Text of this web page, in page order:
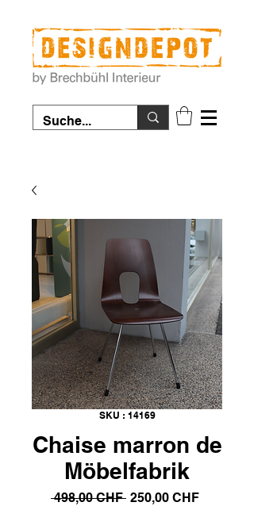
SKU : 14169
Chaise marron de
Möbelfabrik
498,00 CHF Prix
250,00 CHFPrix